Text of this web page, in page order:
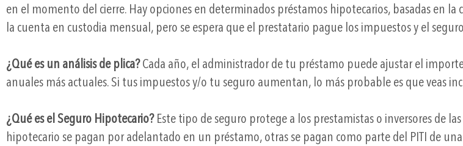
en el momento del cierre. Hay opciones en determinados préstamos hipotecarios, basadas en
la cuenta en custodia mensual, pero se espera que el prestatario pague los impuestos y el
¿Qué es un análisis de plica?Cada año, el administrador de tu préstamo puede ajustar el
anuales más actuales. Si tus impuestos y/o tu seguro aumentan, lo más probable es que veas
¿Qué es el Seguro Hipotecario?Este tipo de seguro protege a los prestamistas o inversores de
hipotecario se pagan por adelantado en un préstamo, otras se pagan como parte del PITI de